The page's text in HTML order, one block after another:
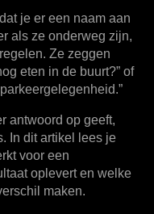
je er een naam aan
als ze onderweg zijn,
Ze zeggen
eten in de buurt?” of
antwoord op geeft,
In dit artikel lees je
voor een
oplevert en welke
maken.